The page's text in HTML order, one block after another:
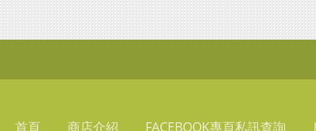
首頁 商店介紹 FACEBOOK專頁私訊查詢